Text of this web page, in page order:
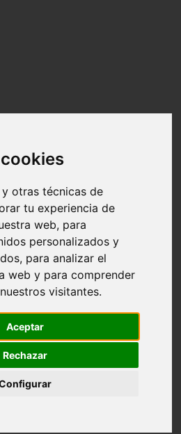
otras técnicas de
tu experiencia de
web, para
personalizados y
para analizar el
web y para comprender
visitantes.
Aceptar
Rechazar
para Perros
para Perros
para Perros
para Perros